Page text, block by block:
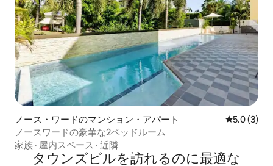
ノース・ワードのマンション・アパート レビュー3
5.0 (3)
ノースワードの豪華な2ベッドルーム
家族 · 屋内スペース · 近隣
タウンズビルを訪⁠れ⁠るの⁠に最⁠適⁠な